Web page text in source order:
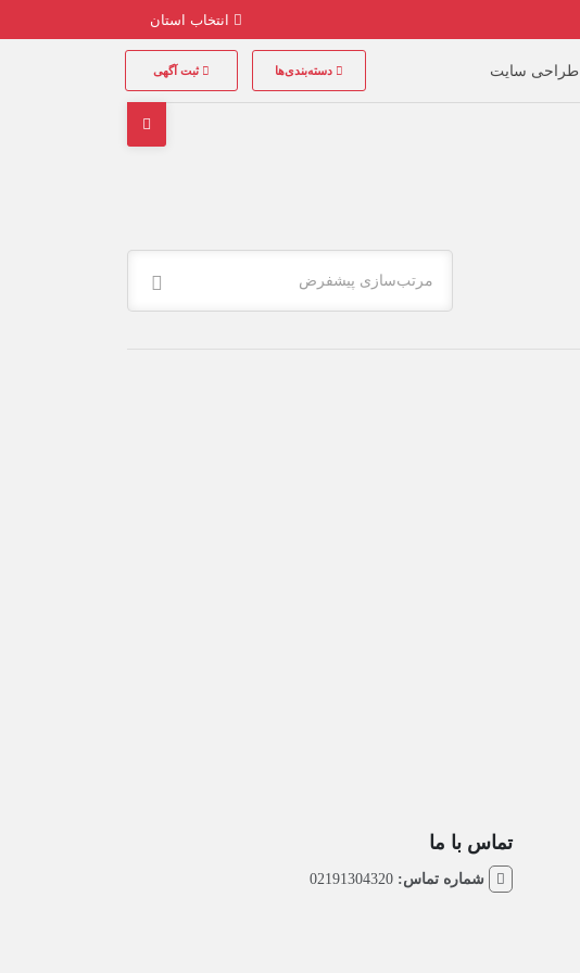
طراحی سایت دسته‌بندی‌ها ثبت آگهی
مرتب‌سازی پیشفرض
تماس با ما
شماره تماس: 02191304320